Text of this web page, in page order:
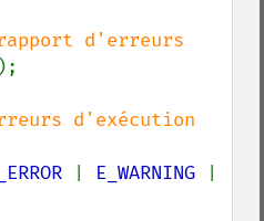
);
d'exécution
E_WARNING